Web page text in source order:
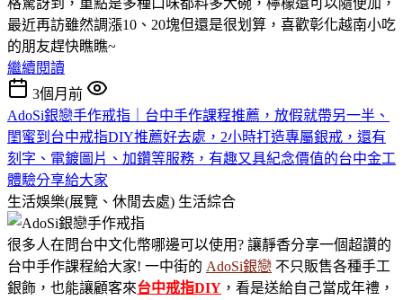
最近再訪雖然調漲10、20塊但還是很划算，喜歡彰化越南小吃
的朋友趕快瞧瞧~
繼續閱讀
3個月前
AdoSi銀戀手作戒指｜台中手作課程推薦，放假就帶另一半、
閨蜜到台中戒指DIY推薦好去處，2小時打造專屬銀戒，還有
刻字、電鍍圖片、加鑽等服務，有趣又具紀念價值的台中金工
體驗分享給大家
生活娛樂(展覽、休閒去處) 生活綜合
很多人在問台中文化幣哪邊可以使用? 讓靜香分享一個超讚的
台中手作課程給大家! 一中街的 AdoSi銀戀 不只販售各種手工
銀飾，也能讓顧客來台中戒指DIY ，看是送給自己當成年禮，